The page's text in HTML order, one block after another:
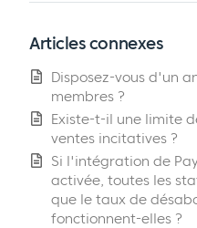
Articles connexes
Disposez-vous d'un
membres ?
Existe-t-il une limite
ventes incitatives ?
Si l'intégration de
activée, toutes les
que le taux de
fonctionnent-elles ?